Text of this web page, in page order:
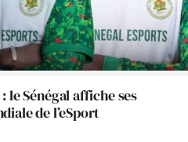
le Sénégal affiche ses
de l’eSport